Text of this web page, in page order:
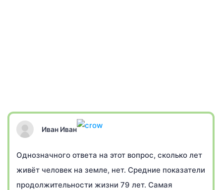
Иван Иван
Однозначного ответа на этот вопрос, сколько лет
живёт человек на земле, нет. Средние показатели
продолжительности жизни 79 лет. Самая